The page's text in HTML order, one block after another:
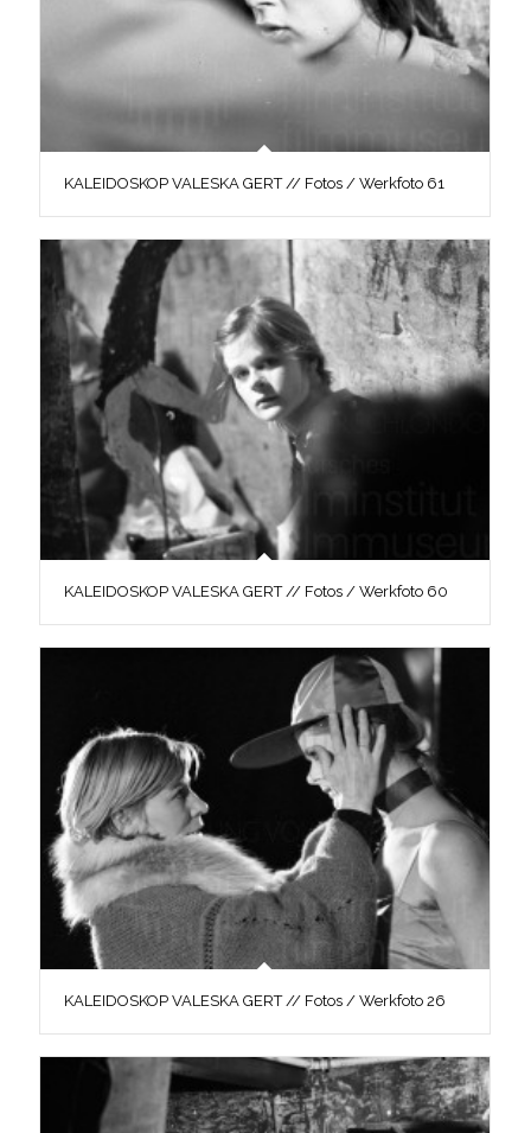
KALEIDOSKOP VALESKA GERT // Fotos / Werkfoto 61
KALEIDOSKOP VALESKA GERT // Fotos / Werkfoto 60
KALEIDOSKOP VALESKA GERT // Fotos / Werkfoto 26